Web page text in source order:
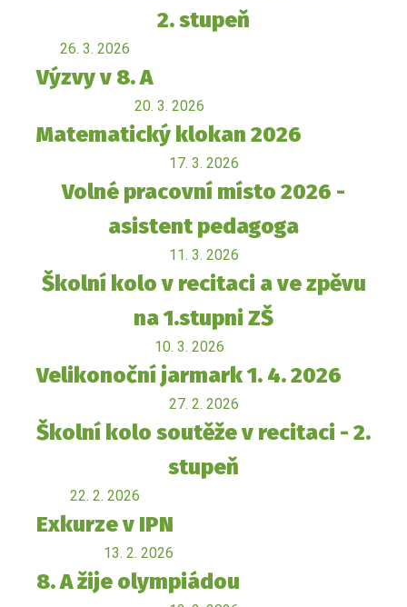
2. stupeň
26. 3. 2026
Výzvy v 8. A
20. 3. 2026
Matematický klokan 2026
17. 3. 2026
Volné pracovní místo 2026 -
asistent pedagoga
11. 3. 2026
Školní kolo v recitaci a ve zpěvu
na 1.stupni ZŠ
10. 3. 2026
Velikonoční jarmark 1. 4. 2026
27. 2. 2026
Školní kolo soutěže v recitaci - 2.
stupeň
22. 2. 2026
Exkurze v IPN
13. 2. 2026
8. A žije olympiádou